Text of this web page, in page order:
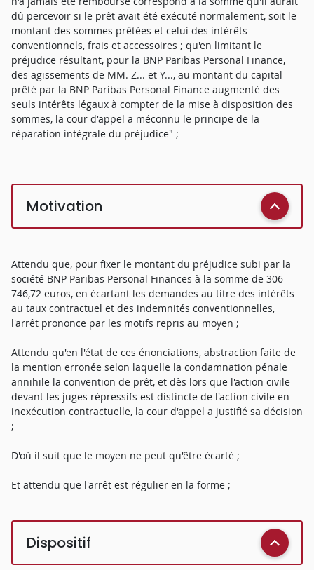
dû percevoir si le prêt avait été exécuté normalement, soit le
montant des sommes prêtées et celui des intérêts
conventionnels, frais et accessoires ; qu'en limitant le
préjudice résultant, pour la BNP Paribas Personal Finance,
des agissements de MM. Z... et Y..., au montant du capital
prêté par la BNP Paribas Personal Finance augmenté des
seuls intérêts légaux à compter de la mise à disposition des
sommes, la cour d'appel a méconnu le principe de la
réparation intégrale du préjudice" ;
Motivation
Attendu que, pour fixer le montant du préjudice subi par la
société BNP Paribas Personal Finances à la somme de 306
746,72 euros, en écartant les demandes au titre des intérêts
au taux contractuel et des indemnités conventionnelles,
l'arrêt prononce par les motifs repris au moyen ;
Attendu qu'en l'état de ces énonciations, abstraction faite de
la mention erronée selon laquelle la condamnation pénale
annihile la convention de prêt, et dès lors que l'action civile
devant les juges répressifs est distincte de l'action civile en
inexécution contractuelle, la cour d'appel a justifié sa décision
;
D'où il suit que le moyen ne peut qu'être écarté ;
Et attendu que l'arrêt est régulier en la forme ;
Dispositif